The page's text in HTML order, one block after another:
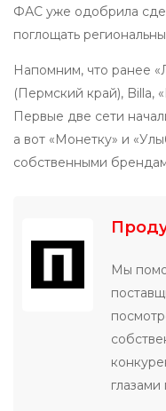
ФАС уже одобрила
поглощать
Напомним, что ранее
(Пермский край), Billa,
Первые две сети
а вот «Монетку» и
собственными
Мы
глазами